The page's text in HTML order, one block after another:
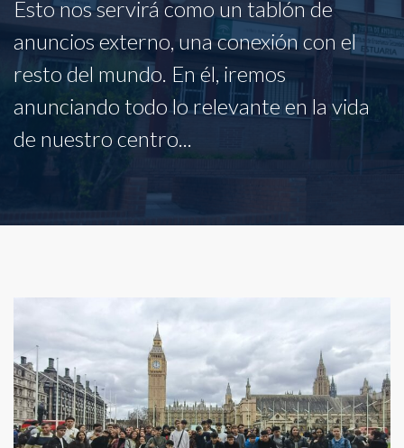
Esto nos servirá como un tablón de
anuncios externo, una conexión con el
resto del mundo. En él, iremos
anunciando todo lo relevante en la vida
de nuestro centro...